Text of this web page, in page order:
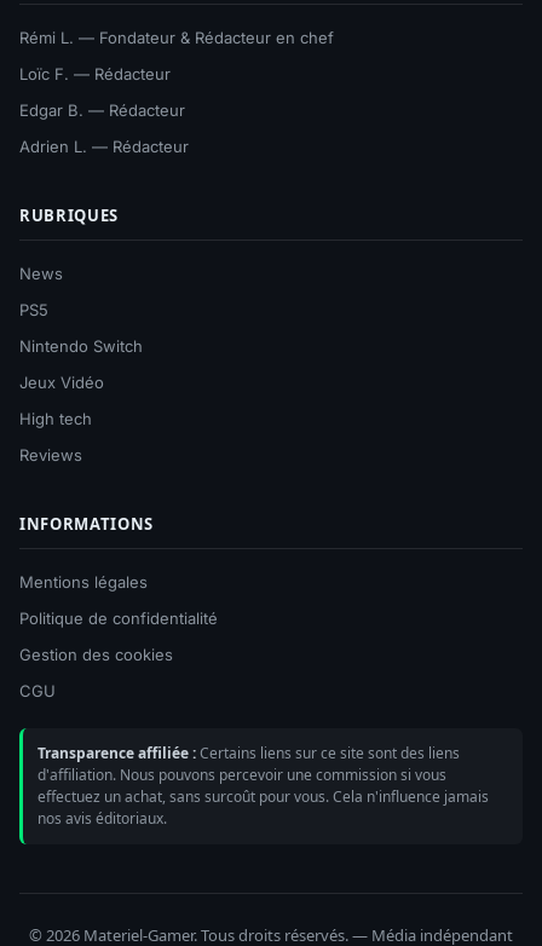
Rémi L. — Fondateur & Rédacteur en chef
Loïc F. — Rédacteur
Edgar B. — Rédacteur
Adrien L. — Rédacteur
RUBRIQUES
News
PS5
Nintendo Switch
Jeux Vidéo
High tech
Reviews
INFORMATIONS
Mentions légales
Politique de confidentialité
Gestion des cookies
CGU
Transparence affiliée :Certains liens sur ce site sont des liens
d'affiliation. Nous pouvons percevoir une commission si vous
effectuez un achat, sans surcoût pour vous. Cela n'influence jamais
nos avis éditoriaux.
© 2026 Materiel-Gamer. Tous droits réservés. — Média indépendant